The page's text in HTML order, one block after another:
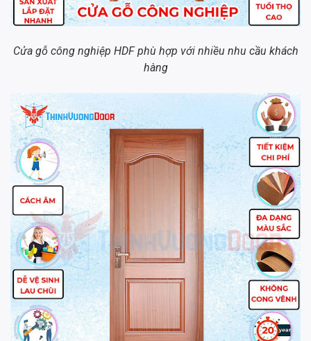
Cửa gỗ công nghiệp HDF phù hợp với nhiều nhu cầu khách
hàng